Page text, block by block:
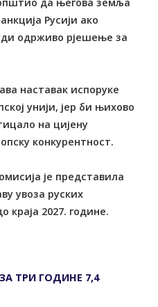
Русији ако
одрживо рјешење за
наставак испоруке
унији, јер би њихово
на цијену
конкурентност.
је представила
увоза руских
краја 2027. године.
ТРИ ГОДИНЕ 7,4